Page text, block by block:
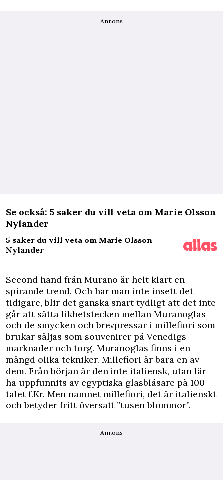
Annons
Se också: 5 saker du vill veta om Marie Olsson
Nylander
5 saker du vill veta om Marie Olsson
Nylander
Second hand från Murano är helt klart en
spirande trend. Och har man inte insett det
tidigare, blir det ganska snart tydligt att det inte
går att sätta likhetstecken mellan Muranoglas
och de smycken och brevpressar i millefiori som
brukar säljas som souvenirer på Venedigs
marknader och torg. Muranoglas finns i en
mängd olika tekniker. Millefiori är bara en av
dem. Från början är den inte italiensk, utan lär
ha uppfunnits av egyptiska glasblåsare på 100-
talet f.Kr. Men namnet millefiori, det är italienskt
och betyder fritt översatt ”tusen blommor”.
Annons